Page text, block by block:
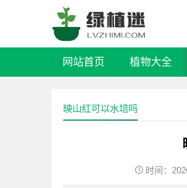
网站首页 植物大全
映山红可以水培吗
时间：